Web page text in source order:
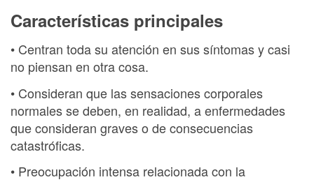
Características principales
• Centran toda su atención en sus síntomas y casi
no piensan en otra cosa.
• Consideran que las sensaciones corporales
normales se deben, en realidad, a enfermedades
que consideran graves o de consecuencias
catastróficas.
• Preocupación intensa relacionada con la